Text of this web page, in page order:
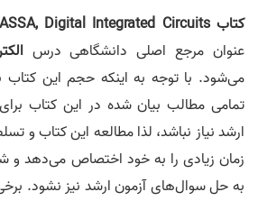
کتاب Thomas, A. DEMASSA, Digital Integrated Circuits
عنوان مرجع اصلی دانشگاهی درس
می‌شود. با توجه به اینکه حجم این کتاب
تمامی مطالب بیان شده در این کتاب
ارشد نیاز نباشد، لذا مطالعه این کتاب و
زمان زیادی را به خود اختصاص می‌دهد و
به حل سوال‌های آزمون ارشد نیز نشود.